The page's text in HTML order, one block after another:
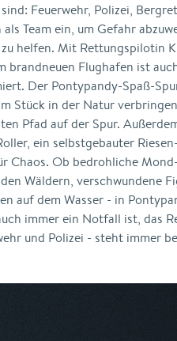
Feuerwehr, Polizei,
Team ein, um Gefahr
helfen. Mit Rettungspilotin
brandneuen Flughafen ist
Der Pontypandy-Spaß-
Stück in der Natur
Pfad auf der Spur.
ein selbstgebauter
Chaos. Ob bedrohliche
Wäldern, verschwundene
auf dem Wasser - in
immer ein Notfall ist, das
und Polizei - steht immer